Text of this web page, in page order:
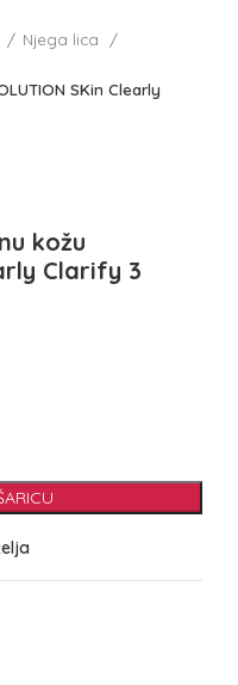
Njega lica
SKin Clearly
kožu
Clarify 3